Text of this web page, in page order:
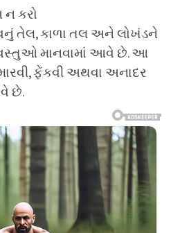
કરો
તેલ, કાળા તલ અને લોખંડને
માનવામાં આવે છે. આ
ફેંકવી અથવા અનાદર
છે.